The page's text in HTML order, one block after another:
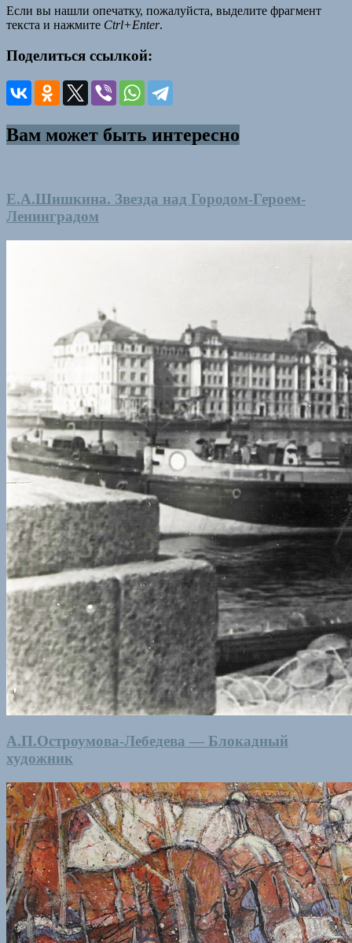
Если вы нашли опечатку, пожалуйста, выделите фрагмент
текста и нажмите Ctrl+Enter.
Поделиться ссылкой:
Вам может быть интересно
Е.А.Шишкина. Звезда над Городом-Героем-
Ленинградом
А.П.Остроумова-Лебедева — Блокадный
художник